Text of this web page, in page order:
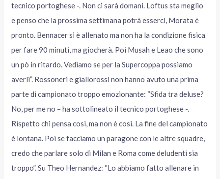
tecnico portoghese -. Non ci sarà domani. Loftus sta meglio
e penso che la prossima settimana potrà esserci, Morata è
pronto. Bennacer si è allenato ma non ha la condizione fisica
per fare 90 minuti, ma giocherà. Poi Musah e Leao che sono
un pò in ritardo. Vediamo se per la Supercoppa possiamo
averli”. Rossoneri e giallorossi non hanno avuto una prima
parte di campionato troppo emozionante: “Sfida tra deluse?
No, per me no – ha sottolineato il tecnico portoghese -.
Rispetto chi pensa così, ma non è così. La fine del campionato
è lontana. Poi se facciamo un paragone con le altre squadre,
credo che parlare solo di Milan e Roma come deludenti sia
troppo”. Su Theo Hernandez: “Lo abbiamo fatto allenare in